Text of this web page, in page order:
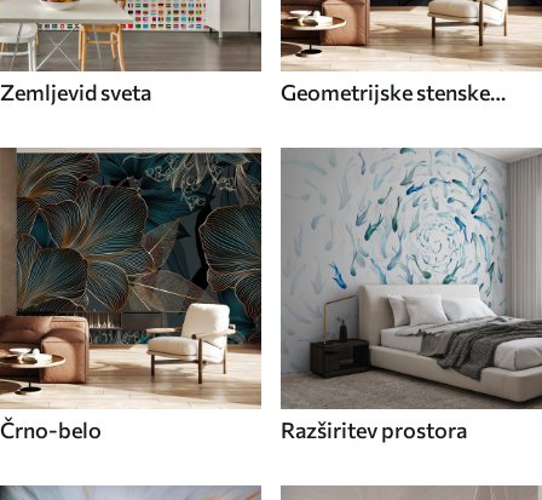
Zemljevid sveta
Geometrijske stenske
Črno-belo Razširitev prostora